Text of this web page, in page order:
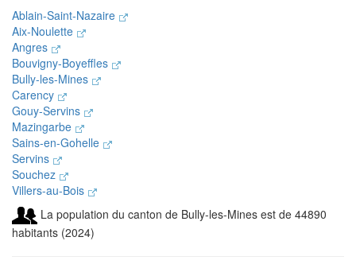
Ablain-Saint-Nazaire
Aix-Noulette
Angres
Bouvigny-Boyeffles
Bully-les-Mines
Carency
Gouy-Servins
Mazingarbe
Sains-en-Gohelle
Servins
Souchez
Villers-au-Bois
La population du canton de Bully-les-Mines est de 44890
habitants (2024)